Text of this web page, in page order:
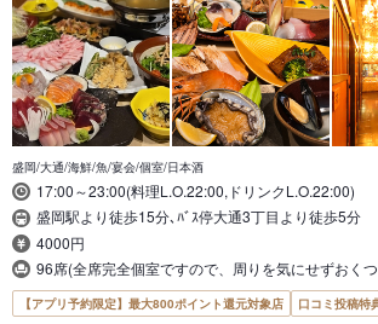
盛岡/大通/海鮮/魚/宴会/個室/日本酒
17:00～23:00(料理L.O.22:00,ドリンクL.O.22:00)
盛岡駅より徒歩15分､ﾊﾞｽ停大通3丁目より徒歩5分
4000円
96席(全席完全個室ですので、周りを気にせずおく
【アプリ予約限定】最大800ポイント還元対象店 口コミ投稿特